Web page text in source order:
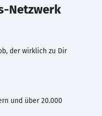
Netzwerk
der wirklich zu Dir
und über 20.000